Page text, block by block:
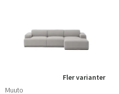
Fler varianter
Muuto